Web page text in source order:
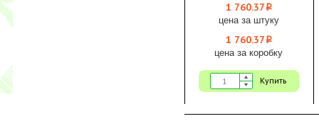
1 760.37 i
цена за штуку
1 760.37 i
цена за коробку
Купить